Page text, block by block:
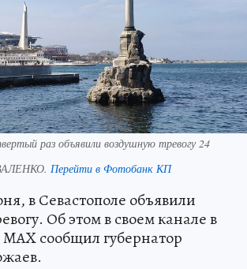
раз объявили воздушную тревогу 24
Перейти в Фотобанк КП
в Севастополе объявили
Об этом в своем канале в
сообщил губернатор